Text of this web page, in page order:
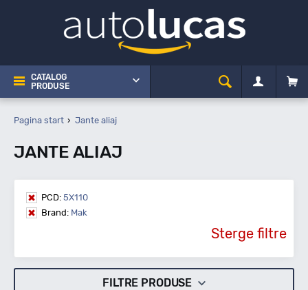
CATALOG
PRODUSE
Pagina start Jante aliaj
JANTE ALIAJ
PCD: 5X110
Brand: Mak
Sterge filtre
FILTRE PRODUSE